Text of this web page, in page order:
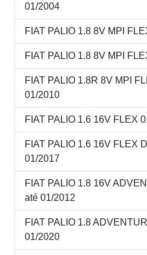
01/2004
FIAT PALIO 1.8 8V MPI
FIAT PALIO 1.8 8V MPI
FIAT PALIO 1.8R 8V MPI
01/2010
FIAT PALIO 1.6 16V FLEX
FIAT PALIO 1.6 16V FLEX
01/2017
FIAT PALIO 1.8 16V
até 01/2012
FIAT PALIO 1.8
01/2020